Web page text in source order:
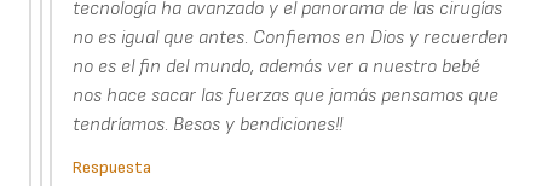
tecnología ha avanzado y el panorama de las cirugías
no es igual que antes. Confiemos en Dios y recuerden
no es el fin del mundo, además ver a nuestro bebé
nos hace sacar las fuerzas que jamás pensamos que
tendríamos. Besos y bendiciones!!
Respuesta